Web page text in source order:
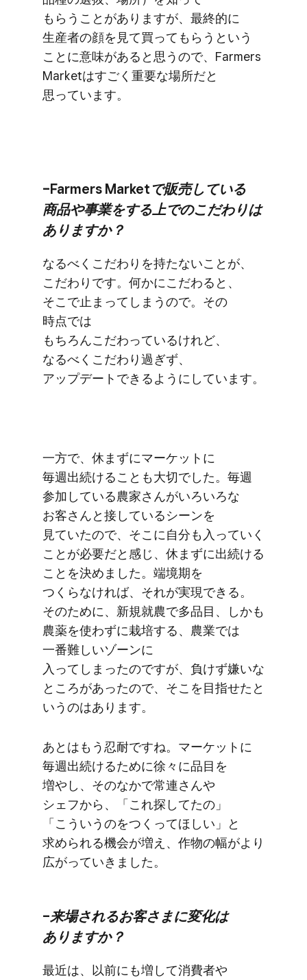
もらうことがありますが、​最終的に​
生産者の​顔を​見て​買って​もらうと​いう​
ことに​意味が​あると​思うので、​Farmers
Marketは​すごく​重要な​場所だと​
思っています。
–Farmers Marketで​販売している​
商品や​事業を​する​上での​こだわりは​
ありますか？
なるべく​こだわりを​持たない​ことが、​
こだわりです。​何かに​こだわると、​
そこで​止まってしまうので。​その​
時点では​
もちろんこだわっているけれど、​
なるべく​こだわり過ぎず、​
アップデートできるように​しています。
一方で、​休まずに​マーケットに​
毎週出続ける​ことも​大切でした。​毎週​
参加している​農家さんが​いろいろな​
お客さんと​接している​シーンを​
見ていたので、​そこに​自分も​入っていく​
ことが​必要だと​感じ、​休まずに​出続ける​
ことを​決めました。​端境期を​
つくらなければ、​それが​実現できる。​
その​ために、​新規就農で​多品目、​しかも​
農薬を​使わずに​栽培する、​農業では​
一番難しい​ゾーンに​
入ってしまったのですが、​負けず​嫌いな​
ところが​あったので、​そこを​目指せたと​
いうのは​あります。
あとは​もう​忍耐ですね。​マーケットに​
毎週出続ける​ために​徐々に​品目を​
増やし、​そのなかで​常連さんや​
シェフから、​「これ探してたの」​
「こういうのを​つくって​ほしい」と​
求められる​機会が​増え、​作物の​幅が​より​
広がっていきました。
–来場される​お客さまに​変化は​
ありますか？
最近は、​以前にも​増して​消費者や​